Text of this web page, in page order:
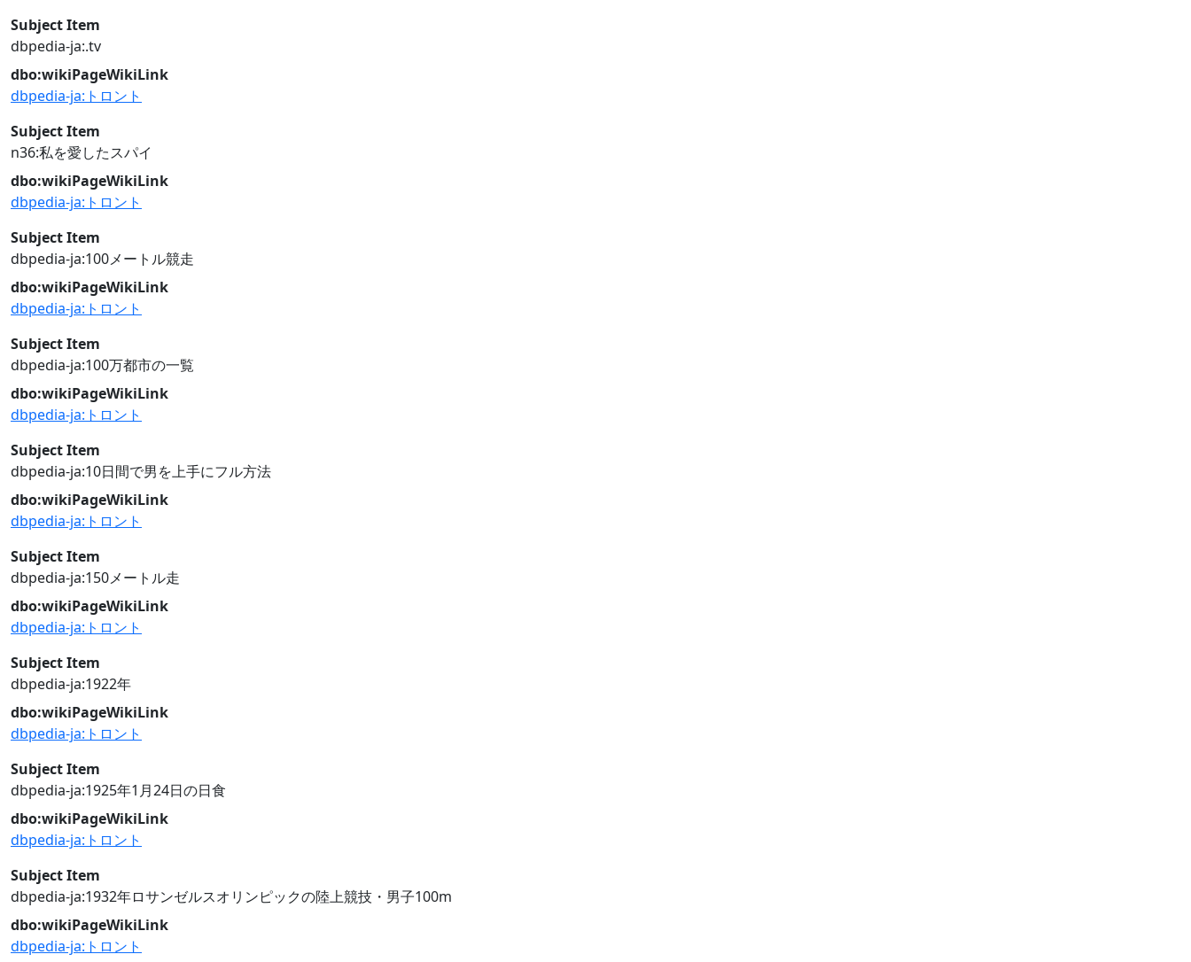
Subject Item
dbpedia-ja:.tv
dbo:wikiPageWikiLink
dbpedia-ja:トロント
Subject Item
n36:私を愛したスパイ
dbo:wikiPageWikiLink
dbpedia-ja:トロント
Subject Item
dbpedia-ja:100メートル競走
dbo:wikiPageWikiLink
dbpedia-ja:トロント
Subject Item
dbpedia-ja:100万都市の一覧
dbo:wikiPageWikiLink
dbpedia-ja:トロント
Subject Item
dbpedia-ja:10日間で男を上手にフル方法
dbo:wikiPageWikiLink
dbpedia-ja:トロント
Subject Item
dbpedia-ja:150メートル走
dbo:wikiPageWikiLink
dbpedia-ja:トロント
Subject Item
dbpedia-ja:1922年
dbo:wikiPageWikiLink
dbpedia-ja:トロント
Subject Item
dbpedia-ja:1925年1月24日の日食
dbo:wikiPageWikiLink
dbpedia-ja:トロント
Subject Item
dbpedia-ja:1932年ロサンゼルスオリンピックの陸上競技・男子100m
dbo:wikiPageWikiLink
dbpedia-ja:トロント